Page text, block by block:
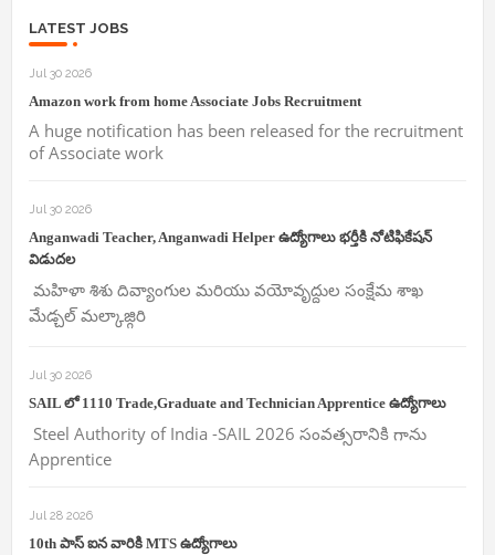
LATEST JOBS
Jul 30 2026
Amazon work from home Associate Jobs Recruitment
A huge notification has been released for the recruitment
of Associate work
Jul 30 2026
Anganwadi Teacher, Anganwadi Helper ఉద్యోగాలు భర్తీకి నోటిఫికేషన్
విడుదల
మహిళా శిశు దివ్యాంగుల మరియు వయోవృద్దుల సంక్షేమ శాఖ
మేడ్చల్ మల్కాజ్గిరి
Jul 30 2026
SAIL లో 1110 Trade,Graduate and Technician Apprentice ఉద్యోగాలు
Steel Authority of India -SAIL 2026 సంవత్సరానికి గాను
Apprentice
Jul 28 2026
10th పాస్ ఐన వారికి MTS ఉద్యోగాలు